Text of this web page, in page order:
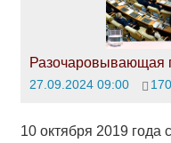
Разочаровывающая
27.09.2024 09:00
10 октября 2019 года